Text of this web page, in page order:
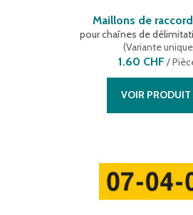
Maillons de
pour chaînes de
(Variante unique
1.60 CHF /
VOIR PRODUIT